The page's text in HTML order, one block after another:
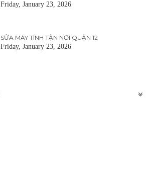
Friday, January 23, 2026
SỬA MÁY TÍNH TẬN NƠI QUẬN 12
Friday, January 23, 2026